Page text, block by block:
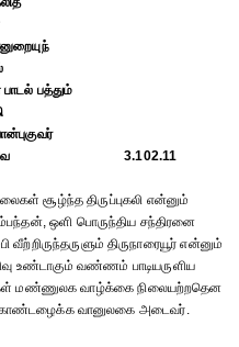
பத்தும்
3.102.11
சூழ்ந்த திருப்புகலி என்னும்
ஒளி பொருந்திய சந்திரனை
திருநாரையூர் என்னும்
உண்டாகும் வண்ணம் பாடியருளிய
மண்ணுலக வாழ்க்கை நிலையற்றதென
கொண்டழைக்க வானுலகை அடைவர்.